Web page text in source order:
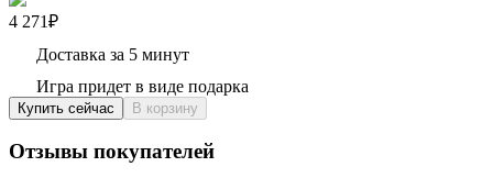
4 271₽
Доставка за 5 минут
Игра придет в виде подарка
Купить сейчас В корзину
Отзывы покупателей